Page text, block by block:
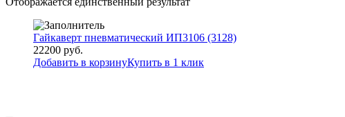
Гайкаверт пневматический ИП3106 (3128)
22200 руб.
Добавить в корзинуКупить в 1 клик